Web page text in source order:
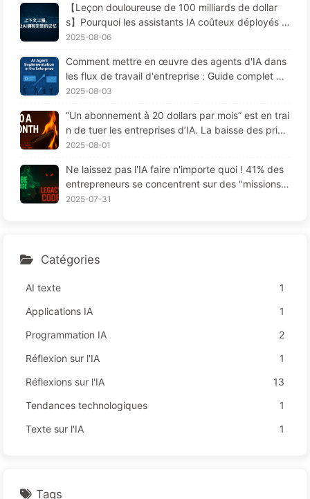
à L'extérieur — Apprenons Lentement L'IA170
【Leçon douloureuse de 100 milliards de dollar
s】Pourquoi les assistants IA coûteux déployés p
ar les entreprises "oublient" souvent aux moment
d'améliorer leur performance de 90 % ? — Appre
ndre lentement l'IA 169
2025-08-06
Comment mettre en œuvre des agents d'IA dans
les flux de travail d'entreprise : Guide complet po
ur 2025 —— Apprenez l'IA lentement 166
2025-08-03
“Un abonnement à 20 dollars par mois” est en trai
n de tuer les entreprises d’IA. La baisse des prix
des Tokens est une illusion, la vraie dépense en I
2025-08-01
Ne laissez pas l'IA faire n'importe quoi ! 41% des
entrepreneurs se concentrent sur des "missions r
ouges", une technologie insuffisante provoque da
2025-07-31
Catégories
AI texte
1
Applications IA
1
Programmation IA
2
Réflexion sur l'IA
1
Réflexions sur l'IA
13
Tendances technologiques
1
Texte sur l'IA
1
Tags